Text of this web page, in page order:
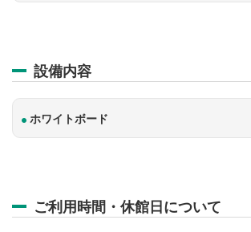
設備内容
ホワイトボード
ご利用時間・休館日について